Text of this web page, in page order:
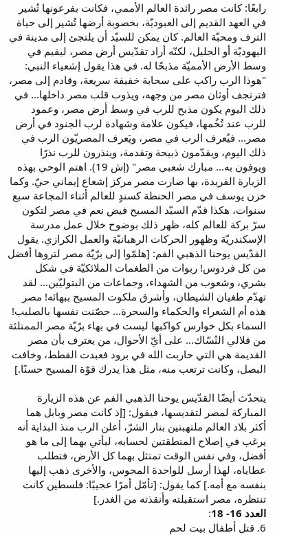
رابعًا: كانت مصر رائدة العالم الأممي، فكانت بفرعونها تُشير
في العهد القديم إلى العبوديّة، بخصوبة أرضها تُشير إلى حياة
الترف ومحبّة العالم. كان يمكن للسيّد أن يلتجئ إلى مدينة في
اليهوديّة أو الجليل، لكنّه أراد تقدّيس أرض مصر، ليقيم في
وسط الأرض الأمميّة مذبحًا له. في هذا يقول إشعياء النبي:
"هوذا الرب راكب على سحابة خفيفة سريعة، وقادم إلى مصر،
فترتجف أوثان مصر من وجهه، ويذوب قلب مصر داخلها... في
ذلك اليوم يكون مذبح للرب في وسط أرض مصر، وعمود
للرب عند تُخُمها، فيكون علامة وشهادة لرب الجنود في أرض
مصر... فيُعرف الرب في مصر، ويَعرف المصريّون الرب في
ذلك اليوم، ويقدّمون ذبيحة وتقدمة، وينذرون للرب نذرًا
ويوفون به... مبارك شعبي مصر" (إش 19). اهتم الوحي بهذه
الزيارة الفريدة، بها صارت مصر مركز إشعاع إيماني حيّ. وكما
خزن يوسف في مصر الحنطة كسندٍ للعالم أثناء المجاعة سبع
سنوات، هكذا قدّم السيّد المسيح فيض نعم في مصر لتكون
سرّ بركة للعالم كله، ظهر ذلك بوضوح خلال عمل مدرسة
الإسكندريّة وظهور الحركات الرهبانيّة والعمل الكرازي. يقول
القدّيس يوحنا الذهبي الفم: [هلمّوا إلى برّيّة مصر لتروها أفضل
من كل فردوس! ربوات من الطغمات الملائكيّة في شكل
بشري، وشعوب من الشهداء، وجماعات من البتوليّين... لقد
تهدّم طغيان الشيطان، وأشرق ملكوت المسيح ببهائه! مصر
هذه أم الشعراء والحكماء والسحرة... حصّنت نفسها بالصليب!
السماء بكل خوارس كواكبها ليست في بهاء برّيّة مصر الممتلئة
من قلالي النُسّاك... على أيّ الأحوال، من يعترف بأن مصر
القديمة هي التي حاربت الله في برود فعبدت القطط، وخافت
البصل، وكانت ترتعب منه، مثل هذا يدرك قوّة المسيح حسنًا.]
يتحدّث أيضًا القدّيس يوحنا الذهبي الفم عن هذه الزيارة
المباركة لمصر لتقديسها، فيقول: [إذ كانت مصر وبابل هما
أكثر بلاد العالم ملتهبتين بنار الشرّ، أعلن الرب منذ البداية أنه
يرغب في إصلاح المنطقتين لحسابه، ليأتي بهما إلى ما هو
أفضل، وفي نفس الوقت تمتثل بهما كل الأرض، فتطلب
عطاياه، لهذا أرسل للواحدة المجوس، والأخرى ذهب إليها
بنفسه مع أمه.] كما يقول: [تأمّل أمرًا عجيبًا: فلسطين كانت
تنتظره، مصر استقبلته وأنقذته من الغدر.]
العدد 16- 18
:
6. قتل أطفال بيت لحم